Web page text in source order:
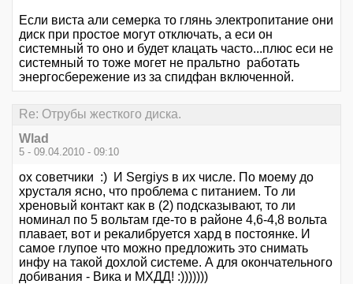
Если виста али семерка то глянь электропитание они
диск при простое могут отключать, а еси он
системный то оно и будет клацать часто...плюс еси не
системный то тоже могет не пральтно работать
энергосбережение из за спидфан включенной.
Re: Отрубы жесткого диска.
Wlad
5 - 09.04.2010 - 09:10
ох советчики :) И Sergiys в их числе. По моему до
хрусталя ясно, что проблема с питанием. То ли
хреновый контакт как в (2) подсказывают, то ли
номинал по 5 вольтам где-то в районе 4,6-4,8 вольта
плавает, вот и рекалибруется хард в постоянке. И
самое глупое что можно предложить это снимать
инфу на такой дохлой системе. А для окончательного
добивания - Вика и МХДД! :)))))))